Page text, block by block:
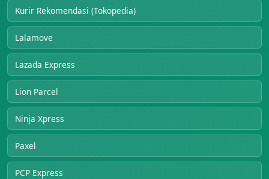
Kurir Rekomendasi (Tokopedia)
Lalamove
Lazada Express
Lion Parcel
Ninja Xpress
Paxel
PCP Express